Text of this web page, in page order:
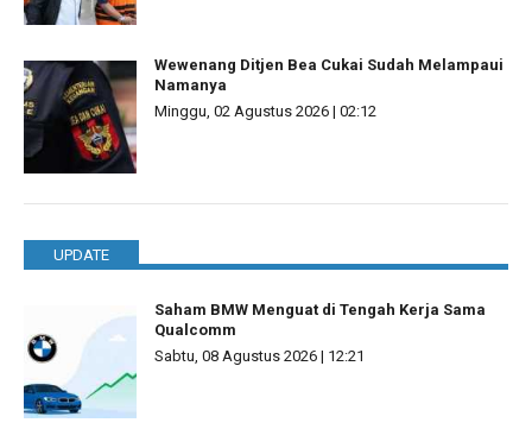
Wewenang Ditjen Bea Cukai Sudah Melampaui
Namanya
Minggu, 02 Agustus 2026 | 02:12
UPDATE
Saham BMW Menguat di Tengah Kerja Sama
Qualcomm
Sabtu, 08 Agustus 2026 | 12:21